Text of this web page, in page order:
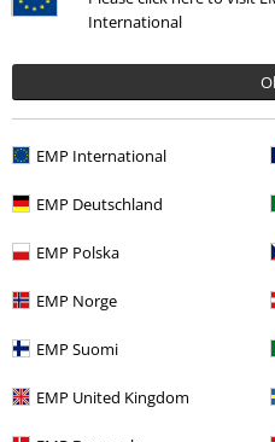
International
EMP International
EMP Deutschland
EMP Polska
EMP Norge
EMP Suomi
EMP United Kingdom
% Stock faible